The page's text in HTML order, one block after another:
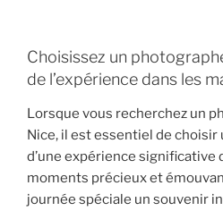
Choisissez un
de l’expérience dans les
Lorsque vous recherchez un
Nice, il est essentiel de
d’une expérience significative
moments précieux et
journée spéciale un souvenir